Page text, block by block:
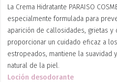
La Crema Hidratante PARAISO
especialmente formulada para
aparición de callosidades, grietas y
proporcionar un cuidado eficaz a
estropeados, mantiene la suavidad
natural de la piel.
Loción desodorante